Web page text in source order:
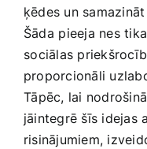
ķēdes​ un
Šāda ⁣pieeja nes
⁢sociālas
proporcionāli
⁤Tāpēc, lai
jāintegrē ‍šīs idejas
risinājumiem,